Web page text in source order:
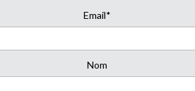
Email*
Nom